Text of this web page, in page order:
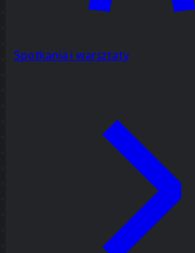
Spotkania i warsztaty